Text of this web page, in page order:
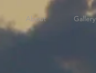
About Gallery